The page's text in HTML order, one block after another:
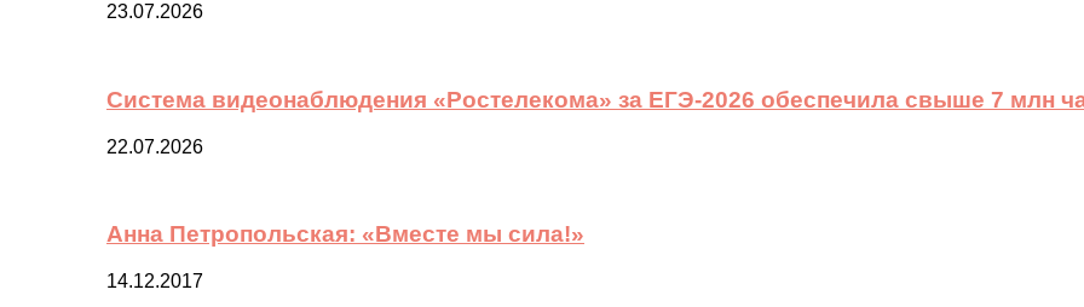
23.07.2026
Система видеонаблюдения «Ростелекома» за ЕГЭ-2026 обеспечила свыше 7 млн
22.07.2026
Анна Петропольская: «Вместе мы сила!»
14.12.2017